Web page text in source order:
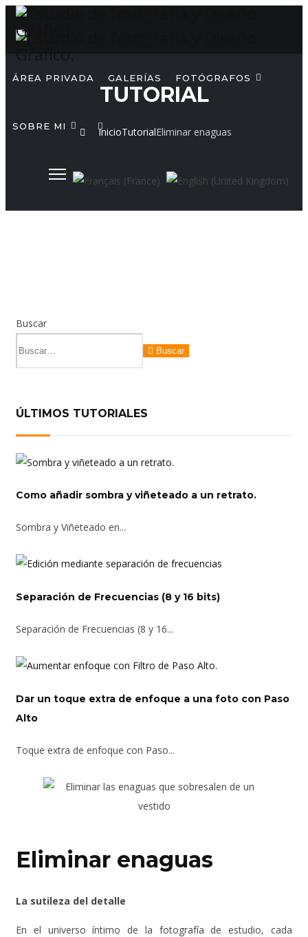
ÁREA PRIVADA GALERÍAS FOTÓGRAFOS
SOBRE MI
Seleccione su idioma
TUTORIAL
InicioTutorialEliminar enaguas
Buscar
Buscar
ÚLTIMOS TUTORIALES
Como añadir sombra y viñeteado a un retrato.
Sombra y Viñeteado en...
Separación de Frecuencias (8 y 16 bits)
Separación de Frecuencias (8 y 16...
Dar un toque extra de enfoque a una foto con Paso
Alto
Toque extra de enfoque con Paso...
Eliminar enaguas
La sutileza del detalle
En el universo íntimo de la fotografía de estudio, cada